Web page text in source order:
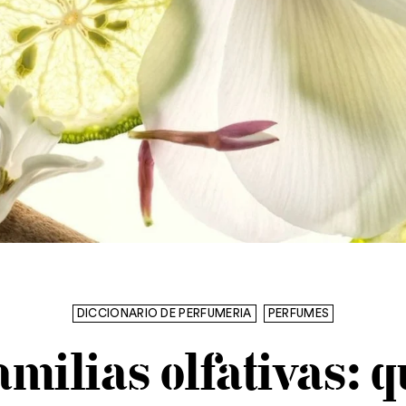
DICCIONARIO DE PERFUMERIA PERFUMES
olfativas: